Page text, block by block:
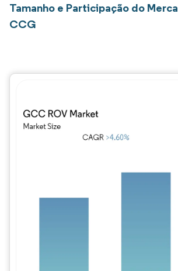
Tamanho e Participação do
CCG